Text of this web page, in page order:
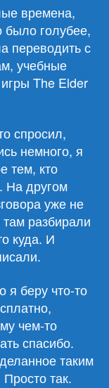
времена,
было голубее,
переводить с
учебные
The Elder
спросил,
немного, я
тем, кто
На другом
уже не
разбирали
куда. И
я беру что-то
чем-то
спасибо.
таким
так.